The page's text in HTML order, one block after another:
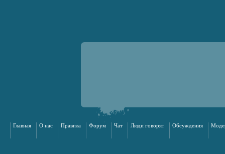
Главная О нас Правила Форум Чат Люди говорят Обсуждения